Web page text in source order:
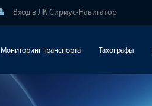
Вход в ЛК Сириус-Навигатор
Мониторинг транспорта Тахографы